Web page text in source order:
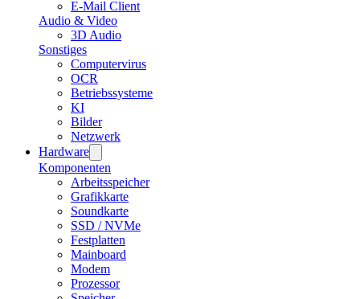
E-Mail Client
Audio & Video
3D Audio
Sonstiges
Computervirus
OCR
Betriebssysteme
KI
Bilder
Netzwerk
Hardware
Komponenten
Arbeitsspeicher
Grafikkarte
Soundkarte
SSD / NVMe
Festplatten
Mainboard
Modem
Prozessor